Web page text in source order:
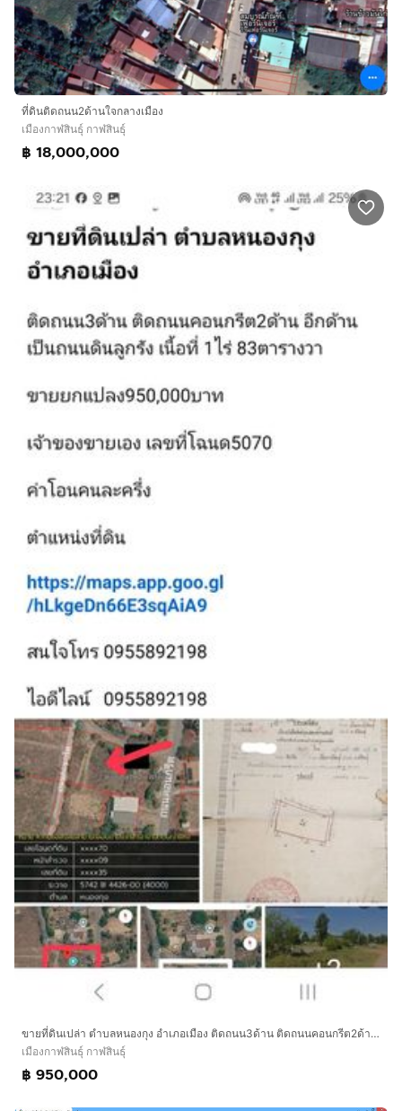
ที่ดินติดถนน2ด้านใจกลางเมือง
เมืองกาฬสินธุ์ กาฬสินธุ์
฿ 18,000,000
ขายที่ดินเปล่า ตำบลหนองกุง อำเภอเมือง ติดถนน3ด้าน ติดถนนคอนกรีต2ด้าน อีกด้านเป็นถนนดินลูกรัง เนื้อที่ 1ไร่ 83ตารางวา ขายยกแปลง950,000บาท
เมืองกาฬสินธุ์ กาฬสินธุ์
฿ 950,000